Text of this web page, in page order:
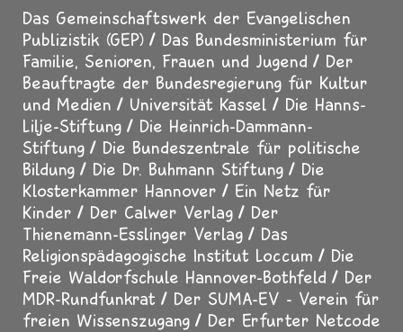
Das Gemeinschaftswerk der Evangelischen
Publizistik (GEP)
Das Bundesministerium für
Familie, Senioren, Frauen und Jugend
Der
Beauftragte der Bundesregierung für Kultur
und Medien
Universität Kassel
Die Hanns-
Lilje-Stiftung
Die Heinrich-Dammann-
Stiftung
Die Bundeszentrale für politische
Bildung
Die Dr. Buhmann Stiftung
Die
Klosterkammer Hannover
Ein Netz für
Kinder
Der Calwer Verlag
Der
Thienemann-Esslinger Verlag
Das
Religionspädagogische Institut Loccum
Die
Freie Waldorfschule Hannover-Bothfeld
Der
MDR-Rundfunkrat
Der SUMA-EV - Verein für
freien Wissenszugang
Der Erfurter Netcode